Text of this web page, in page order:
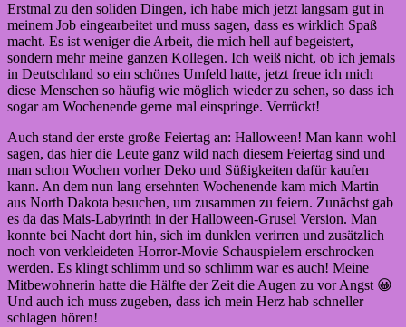
Erstmal zu den soliden Dingen, ich habe mich jetzt langsam gut in
meinem Job eingearbeitet und muss sagen, dass es wirklich Spaß
macht. Es ist weniger die Arbeit, die mich hell auf begeistert,
sondern mehr meine ganzen Kollegen. Ich weiß nicht, ob ich jemals
in Deutschland so ein schönes Umfeld hatte, jetzt freue ich mich
diese Menschen so häufig wie möglich wieder zu sehen, so dass ich
sogar am Wochenende gerne mal einspringe. Verrückt!
Auch stand der erste große Feiertag an: Halloween! Man kann wohl
sagen, das hier die Leute ganz wild nach diesem Feiertag sind und
man schon Wochen vorher Deko und Süßigkeiten dafür kaufen
kann. An dem nun lang ersehnten Wochenende kam mich Martin
aus North Dakota besuchen, um zusammen zu feiern. Zunächst gab
es da das Mais-Labyrinth in der Halloween-Grusel Version. Man
konnte bei Nacht dort hin, sich im dunklen verirren und zusätzlich
noch von verkleideten Horror-Movie Schauspielern erschrocken
werden. Es klingt schlimm und so schlimm war es auch! Meine
Mitbewohnerin hatte die Hälfte der Zeit die Augen zu vor Angst 😀
Und auch ich muss zugeben, dass ich mein Herz hab schneller
schlagen hören!